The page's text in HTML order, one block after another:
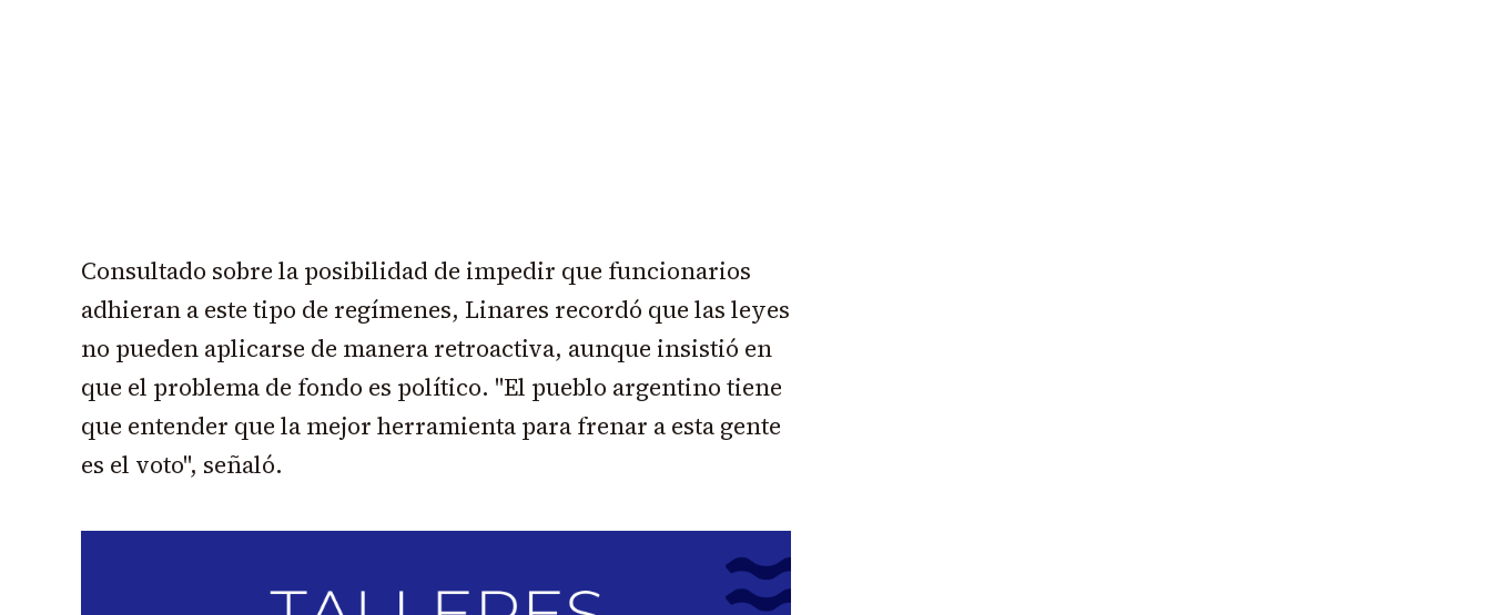
Consultado sobre la posibilidad de impedir que funcionarios
adhieran a este tipo de regímenes, Linares recordó que las leyes
no pueden aplicarse de manera retroactiva, aunque insistió en
que el problema de fondo es político. "El pueblo argentino tiene
que entender que la mejor herramienta para frenar a esta gente
es el voto", señaló.